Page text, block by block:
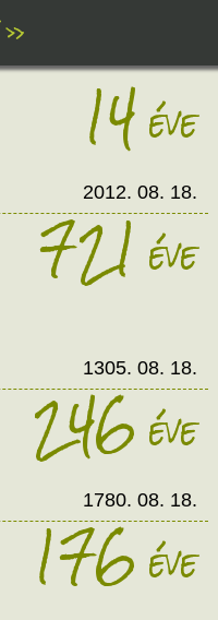
»
14 éve
2012. 08. 18.
721éve
1305. 08. 18.
246éve
1780. 08. 18.
176éve